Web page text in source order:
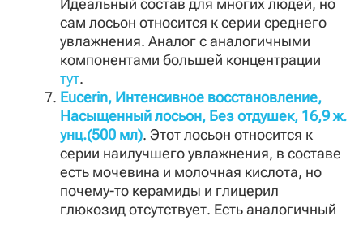
Идеальный состав для многих людей, но
сам лосьон относится к серии среднего
увлажнения. Аналог с аналогичными
компонентами большей концентрации
тут.
Eucerin, Интенсивное восстановление,
Насыщенный лосьон, Без отдушек, 16,9 ж.
унц.(500 мл). Этот лосьон относится к
серии наилучшего увлажнения, в составе
есть мочевина и молочная кислота, но
почему-то керамиды и глицерил
глюкозид отсутствует. Есть аналогичный